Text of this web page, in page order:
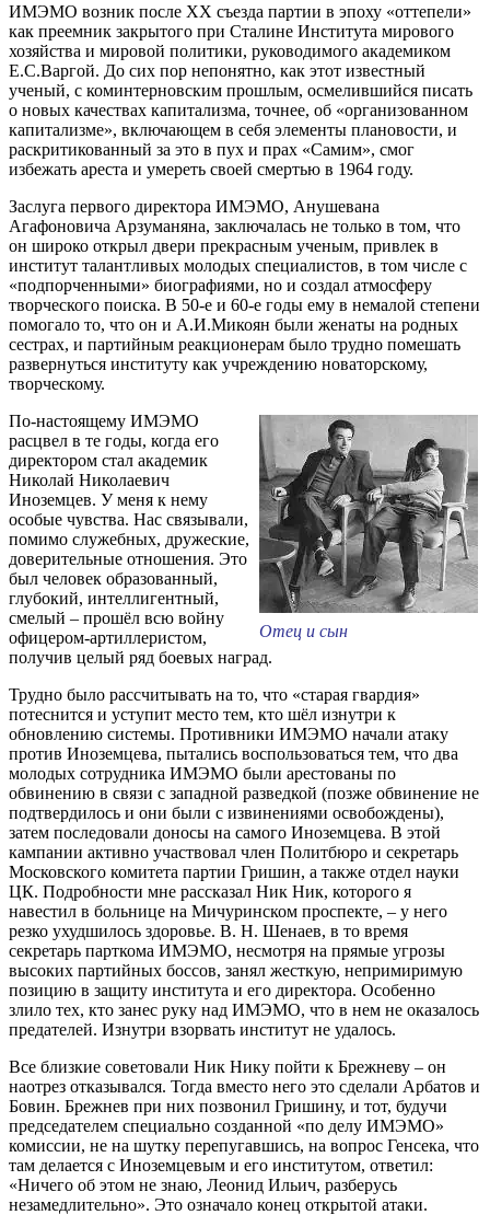
ИМЭМО возник после ХХ съезда партии в эпоху «оттепели»
как преемник закрытого при Сталине Института мирового
хозяйства и мировой политики, руководимого академиком
Е.С.Варгой. До сих пор непонятно, как этот известный
ученый, с коминтерновским прошлым, осмелившийся писать
о новых качествах капитализма, точнее, об «организованном
капитализме», включающем в себя элементы плановости, и
раскритикованный за это в пух и прах «Самим», смог
избежать ареста и умереть своей смертью в 1964 году.
Заслуга первого директора ИМЭМО, Анушевана
Агафоновича Арзуманяна, заключалась не только в том, что
он широко открыл двери прекрасным ученым, привлек в
институт талантливых молодых специалистов, в том числе с
«подпорченными» биографиями, но и создал атмосферу
творческого поиска. В 50-е и 60-е годы ему в немалой степени
помогало то, что он и А.И.Микоян были женаты на родных
сестрах, и партийным реакционерам было трудно помешать
развернуться институту как учреждению новаторскому,
творческому.
Отец и сын
По-настоящему ИМЭМО
расцвел в те годы, когда его
директором стал академик
Николай Николаевич
Иноземцев. У меня к нему
особые чувства. Нас связывали,
помимо служебных, дружеские,
доверительные отношения. Это
был человек образованный,
глубокий, интеллигентный,
смелый – прошёл всю войну
офицером-артиллеристом,
получив целый ряд боевых наград.
Трудно было рассчитывать на то, что «старая гвардия»
потеснится и уступит место тем, кто шёл изнутри к
обновлению системы. Противники ИМЭМО начали атаку
против Иноземцева, пытались воспользоваться тем, что два
молодых сотрудника ИМЭМО были арестованы по
обвинению в связи с западной разведкой (позже обвинение не
подтвердилось и они были с извинениями освобождены),
затем последовали доносы на самого Иноземцева. В этой
кампании активно участвовал член Политбюро и секретарь
Московского комитета партии Гришин, а также отдел науки
ЦК. Подробности мне рассказал Ник Ник, которого я
навестил в больнице на Мичуринском проспекте, – у него
резко ухудшилось здоровье. В. Н. Шенаев, в то время
секретарь парткома ИМЭМО, несмотря на прямые угрозы
высоких партийных боссов, занял жесткую, непримиримую
позицию в защиту института и его директора. Особенно
злило тех, кто занес руку над ИМЭМО, что в нем не оказалось
предателей. Изнутри взорвать институт не удалось.
Все близкие советовали Ник Нику пойти к Брежневу – он
наотрез отказывался. Тогда вместо него это сделали Арбатов и
Бовин. Брежнев при них позвонил Гришину, и тот, будучи
председателем специально созданной «по делу ИМЭМО»
комиссии, не на шутку перепугавшись, на вопрос Генсека, что
там делается с Иноземцевым и его институтом, ответил:
«Ничего об этом не знаю, Леонид Ильич, разберусь
незамедлительно». Это означало конец открытой атаки.